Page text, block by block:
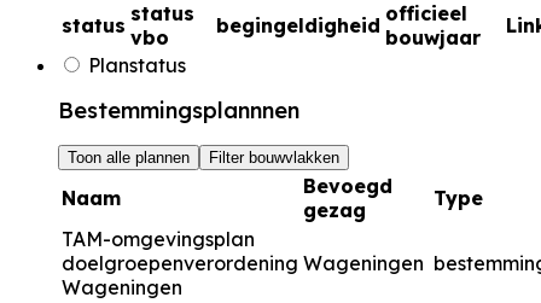
status status
vbo
begingeldigheid officieel
bouwjaar
Planstatus
Bestemmingsplannnen
Toon alle plannen Filter bouwvlakken
Naam
Bevoegd
gezag
Type
TAM-omgevingsplan
doelgroepenverordening
Wageningen
Wageningen